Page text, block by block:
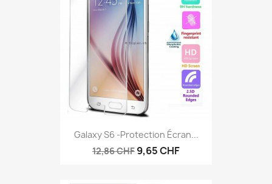
Galaxy S6 -protection Écran...
12,86 CHF 9,65 CHF